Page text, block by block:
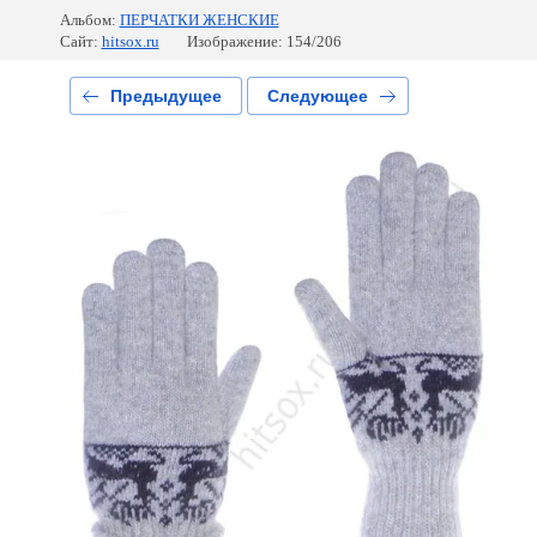
Альбом: ПЕРЧАТКИ ЖЕНСКИЕ
Сайт: hitsox.ru Изображение: 154/206
Предыдущее Следующее